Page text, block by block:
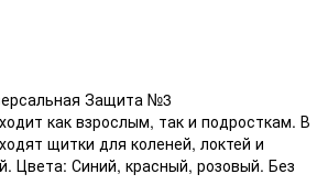
Защита №3
как взрослым, так и подросткам. В
щитки для коленей, локтей и
Цвета: Синий, красный, розовый. Без